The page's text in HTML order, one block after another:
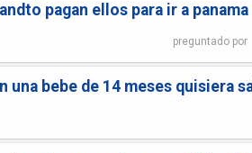
pagan ellos para ir a panama
preguntado por
una bebe de 14 meses quisiera